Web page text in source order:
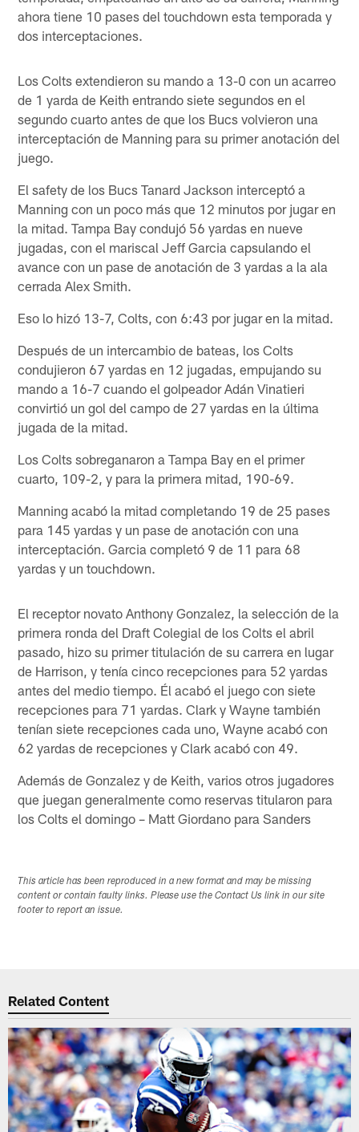
ahora tiene 10 pases del touchdown esta temporada y
dos interceptaciones.
Los Colts extendieron su mando a 13-0 con un acarreo
de 1 yarda de Keith entrando siete segundos en el
segundo cuarto antes de que los Bucs volvieron una
interceptación de Manning para su primer anotación del
juego.
El safety de los Bucs Tanard Jackson interceptó a
Manning con un poco más que 12 minutos por jugar en
la mitad. Tampa Bay condujó 56 yardas en nueve
jugadas, con el mariscal Jeff Garcia capsulando el
avance con un pase de anotación de 3 yardas a la ala
cerrada Alex Smith.
Eso lo hizó 13-7, Colts, con 6:43 por jugar en la mitad.
Después de un intercambio de bateas, los Colts
condujieron 67 yardas en 12 jugadas, empujando su
mando a 16-7 cuando el golpeador Adán Vinatieri
convirtió un gol del campo de 27 yardas en la última
jugada de la mitad.
Los Colts sobreganaron a Tampa Bay en el primer
cuarto, 109-2, y para la primera mitad, 190-69.
Manning acabó la mitad completando 19 de 25 pases
para 145 yardas y un pase de anotación con una
interceptación. Garcia completó 9 de 11 para 68
yardas y un touchdown.
El receptor novato Anthony Gonzalez, la selección de la
primera ronda del Draft Colegial de los Colts el abril
pasado, hizo su primer titulación de su carrera en lugar
de Harrison, y tenía cinco recepciones para 52 yardas
antes del medio tiempo. Él acabó el juego con siete
recepciones para 71 yardas. Clark y Wayne también
tenían siete recepciones cada uno, Wayne acabó con
62 yardas de recepciones y Clark acabó con 49.
Además de Gonzalez y de Keith, varios otros jugadores
que juegan generalmente como reservas titularon para
los Colts el domingo – Matt Giordano para Sanders
This article has been reproduced in a new format and may be missing
content or contain faulty links. Please use the Contact Us link in our site
footer to report an issue.
Related Content